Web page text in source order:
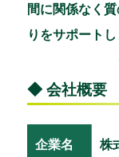
間に関係なく
りをサポートし
◆ 会社概要
企業名 株